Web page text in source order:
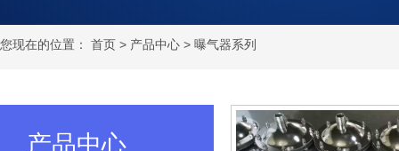
产品中心
您现在的位置： 首页 > 产品中心 > 曝气器系列